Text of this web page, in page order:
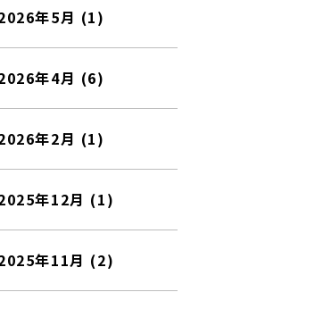
年5月 (1)
年4月 (6)
年2月 (1)
年12月 (1)
年11月 (2)